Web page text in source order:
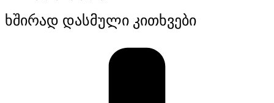
ხშირად დასმული კითხვები